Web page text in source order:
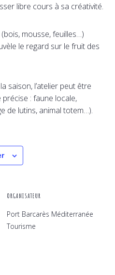
libre cours à sa créativité.
(bois, mousse, feuilles…)
le regard sur le fruit des
saison, l’atelier peut être
: faune locale,
de lutins, animal totem…).
ORGANISATEUR
Port Barcarès Méditerranée
Tourisme